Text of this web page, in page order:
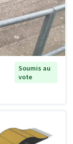
Soumis au
vote